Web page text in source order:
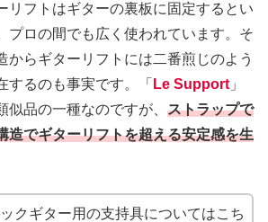
リフトはギターの裏板に固定するとい
プロの間でも広く使われています。そ
からギターリフトには二番煎じのよう
するのも事実です。「 Le Support 」
似品の一種なのですが、 ストラップで
造でギターリフトを超える安定感を生
クギター用の支持具についてはこち